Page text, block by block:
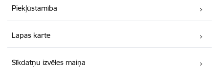
Piekļūstamība
Lapas karte
Sīkdatņu izvēles maiņa